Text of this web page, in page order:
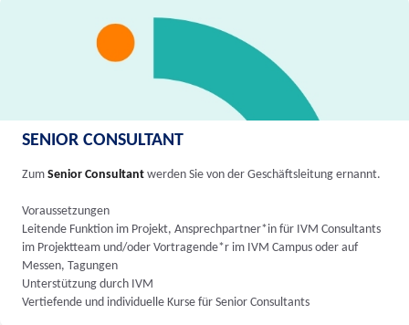
SENIOR CONSULTANT
Zum Senior Consultant werden Sie von der Geschäftsleitung ernannt.
Voraussetzungen
Leitende Funktion im Projekt, Ansprechpartner*in für IVM Consultants
im Projektteam und/oder Vortragende*r im IVM Campus oder auf
Messen, Tagungen
Unterstützung durch IVM
Vertiefende und individuelle Kurse für Senior Consultants